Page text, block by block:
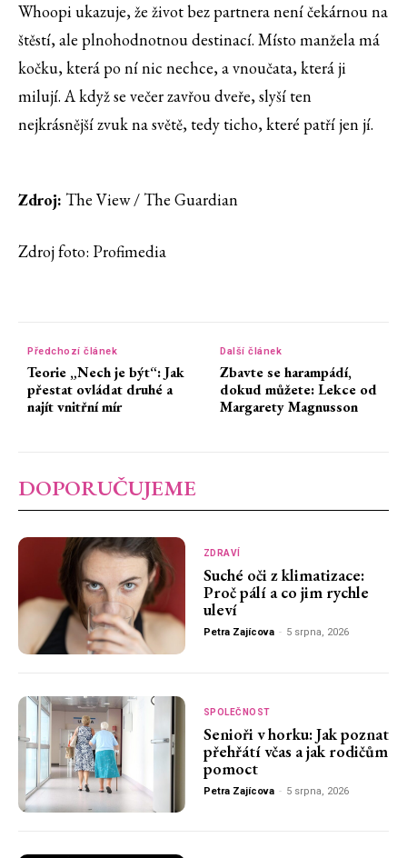
Whoopi ukazuje, že život bez partnera není čekárnou na
štěstí, ale plnohodnotnou destinací. Místo manžela má
kočku, která po ní nic nechce, a vnoučata, která ji
milují. A když se večer zavřou dveře, slyší ten
nejkrásnější zvuk na světě, tedy ticho, které patří jen jí.
Zdroj: The View / The Guardian
Zdroj foto: Profimedia
Předchozí článek
Teorie „Nech je být“: Jak
přestat ovládat druhé a
najít vnitřní mír
Další článek
Zbavte se harampádí,
dokud můžete: Lekce od
Margarety Magnusson
DOPORUČUJEME
ZDRAVÍ
Suché oči z klimatizace:
Proč pálí a co jim rychle
uleví
Petra Zajícova - 5 srpna, 2026
SPOLEČNOST
Senioři v horku: Jak poznat
přehřátí včas a jak rodičům
pomoct
Petra Zajícova - 5 srpna, 2026